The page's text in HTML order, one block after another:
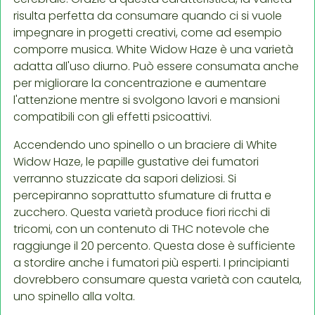
risulta perfetta da consumare quando ci si vuole
impegnare in progetti creativi, come ad esempio
comporre musica. White Widow Haze è una varietà
adatta all'uso diurno. Può essere consumata anche
per migliorare la concentrazione e aumentare
l'attenzione mentre si svolgono lavori e mansioni
compatibili con gli effetti psicoattivi.
Accendendo uno spinello o un braciere di White
Widow Haze, le papille gustative dei fumatori
verranno stuzzicate da sapori deliziosi. Si
percepiranno soprattutto sfumature di frutta e
zucchero. Questa varietà produce fiori ricchi di
tricomi, con un contenuto di THC notevole che
raggiunge il 20 percento. Questa dose è sufficiente
a stordire anche i fumatori più esperti. I principianti
dovrebbero consumare questa varietà con cautela,
uno spinello alla volta.